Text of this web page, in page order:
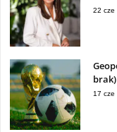
22 cze
17 cze